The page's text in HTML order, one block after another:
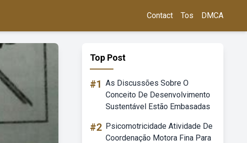
Contact Tos DMCA
Top Post
#1 As Discussões Sobre O
Conceito De Desenvolvimento
Sustentável Estão Embasadas
#2 Psicomotricidade Atividade De
Coordenação Motora Fina Para